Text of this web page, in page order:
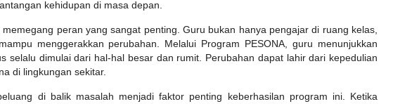
kehidupan di masa depan.
peran yang sangat penting. Guru bukan hanya pengajar di ruang kelas,
menggerakkan perubahan. Melalui Program PESONA, guru menunjukkan
selalu dimulai dari hal-hal besar dan rumit. Perubahan dapat lahir dari kepedulian
di lingkungan sekitar.
di balik masalah menjadi faktor penting keberhasilan program ini. Ketika